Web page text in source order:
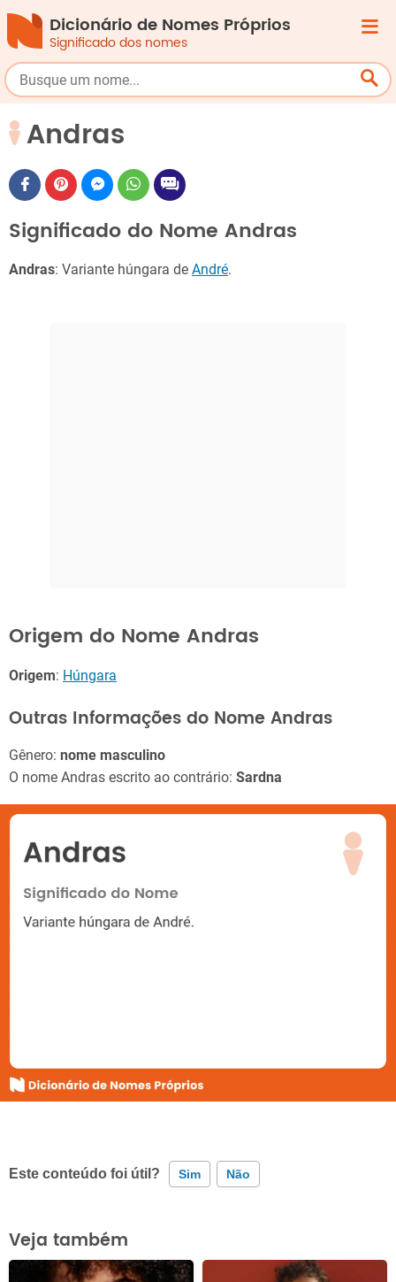
Dicionário de Nomes Próprios
Significado dos nomes
Andras
Significado do Nome Andras
Andras: Variante húngara de André.
Origem do Nome Andras
Origem: Húngara
Outras Informações do Nome Andras
Gênero: nome masculino
O nome Andras escrito ao contrário: Sardna
Este conteúdo foi útil? Sim Não
Este conteúdo contém informação incorreta
Este conteúdo não tem a informação que procuro
Veja também